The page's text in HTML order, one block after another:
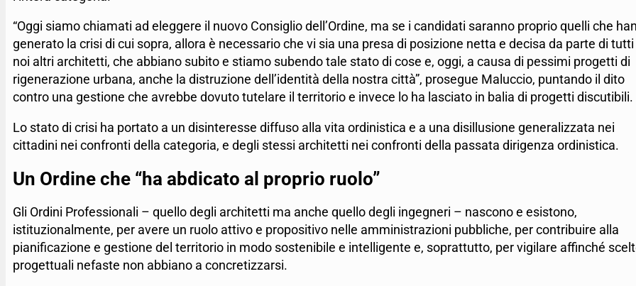
“Oggi siamo chiamati ad eleggere il nuovo Consiglio dell’Ordine, ma se i candidati saranno proprio quelli che
generato la crisi di cui sopra, allora è necessario che vi sia una presa di posizione netta e decisa da parte di tutti
noi altri architetti, che abbiano subito e stiamo subendo tale stato di cose e, oggi, a causa di pessimi progetti di
rigenerazione urbana, anche la distruzione dell’identità della nostra città”, prosegue Maluccio, puntando il dito
contro una gestione che avrebbe dovuto tutelare il territorio e invece lo ha lasciato in balia di progetti discutibili.
Lo stato di crisi ha portato a un disinteresse diffuso alla vita ordinistica e a una disillusione generalizzata nei
cittadini nei confronti della categoria, e degli stessi architetti nei confronti della passata dirigenza ordinistica.
Un Ordine che “ha abdicato al proprio ruolo”
Gli Ordini Professionali – quello degli architetti ma anche quello degli ingegneri – nascono e esistono,
istituzionalmente, per avere un ruolo attivo e propositivo nelle amministrazioni pubbliche, per contribuire alla
pianificazione e gestione del territorio in modo sostenibile e intelligente e, soprattutto, per vigilare affinché
progettuali nefaste non abbiano a concretizzarsi.